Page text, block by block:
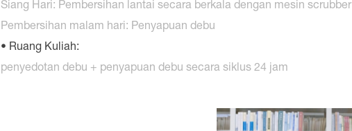
Siang Hari: Pembersihan lantai secara berkala dengan mesin scrubber
Pembersihan malam hari: Penyapuan debu
• Ruang Kuliah:
penyedotan debu + penyapuan debu secara siklus 24 jam